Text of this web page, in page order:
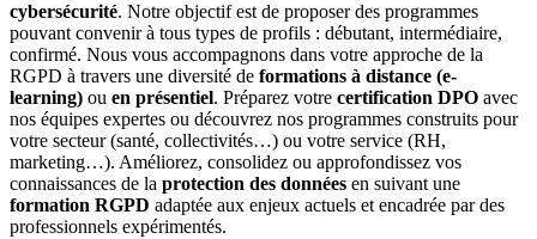
cybersécurité. Notre objectif est de proposer des programmes
pouvant convenir à tous types de profils : débutant, intermédiaire,
confirmé. Nous vous accompagnons dans votre approche de la
RGPD à travers une diversité de formations à distance (e-
learning) ou en présentiel. Préparez votre certification DPO avec
nos équipes expertes ou découvrez nos programmes construits pour
votre secteur (santé, collectivités…) ou votre service (RH,
marketing…). Améliorez, consolidez ou approfondissez vos
connaissances de la protection des données en suivant une
formation RGPD adaptée aux enjeux actuels et encadrée par des
professionnels expérimentés.